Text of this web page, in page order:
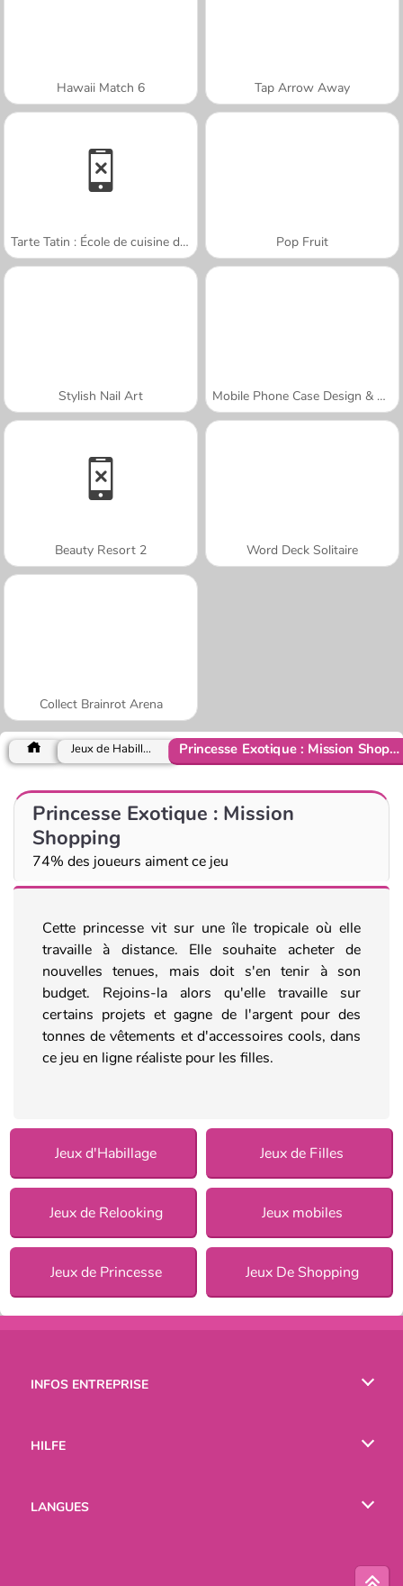
Hawaii Match 6 Tap Arrow Away
Tarte Tatin : École de cuisine de Sara Pop Fruit
Stylish Nail Art Mobile Phone Case Design & DIY
Beauty Resort 2 Word Deck Solitaire
Collect Brainrot Arena
Jeux de Habillage Princesse Exotique : Mission Shopping
Princesse Exotique : Mission
Shopping
74% des joueurs aiment ce jeu
Cette princesse vit sur une île tropicale où elle
travaille à distance. Elle souhaite acheter de
nouvelles tenues, mais doit s'en tenir à son
budget. Rejoins-la alors qu'elle travaille sur
certains projets et gagne de l'argent pour des
tonnes de vêtements et d'accessoires cools, dans
ce jeu en ligne réaliste pour les filles.
Jeux d'Habillage Jeux de Filles
Jeux de Relooking Jeux mobiles
Jeux de Princesse Jeux De Shopping
INFOS ENTREPRISE
HILFE
LANGUES